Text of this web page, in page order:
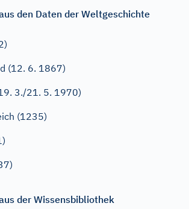
den Daten der Weltgeschichte
(12. 6. 1867)
3./21. 5. 1970)
(1235)
der Wissensbibliothek